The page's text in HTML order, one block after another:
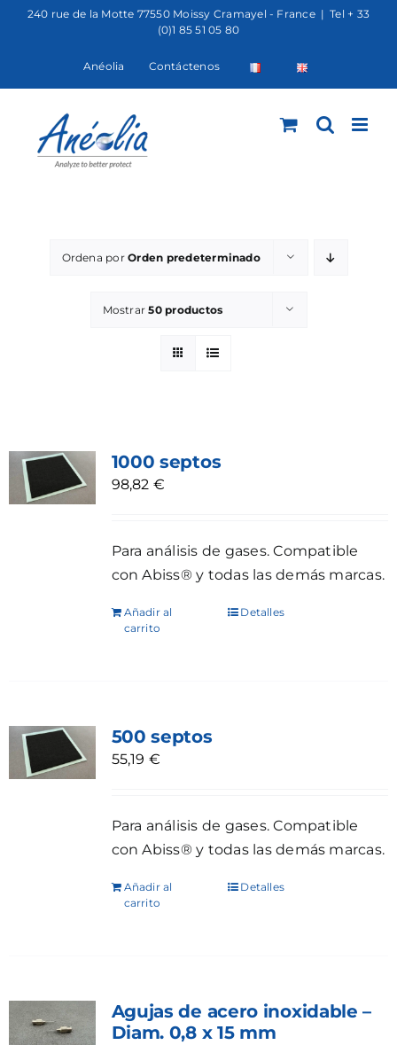
Saltar240 rue de la Motte 77550 Moissy Cramayel - France | Tel + 33
(0)1 85 51 05 80
Anéolia Contáctenos
Ordena porOrden predeterminado
Mostrar50 productos
1000 septos
98,82 €
Para análisis de gases. Compatible
con Abiss® y todas las demás marcas.
Añadir al
carrito
Detalles
500 septos
55,19 €
Para análisis de gases. Compatible
con Abiss® y todas las demás marcas.
Añadir al
carrito
Detalles
Agujas de acero inoxidable –
Diam. 0,8 x 15 mm